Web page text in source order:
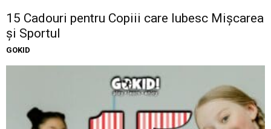
15 Cadouri pentru Copiii care Iubesc Mișcarea
și Sportul
GOKID